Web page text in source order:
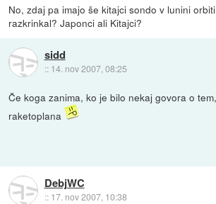
No, zdaj pa imajo še kitajci sondo v lunini
razkrinkal? Japonci ali Kitajci?
sidd
:: 14. nov 2007, 08:25
Če koga zanima, ko je bilo nekaj govora o
raketoplana
DebjWC
:: 17. nov 2007, 10:38